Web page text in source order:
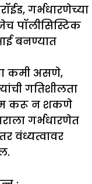
गर्भधारणेच्या
पॉलीसिस्टिक
बनण्यात
कमी असणे,
गतिशीलता
करू न शकणे
गर्भधारणेत
वंध्यत्वावर